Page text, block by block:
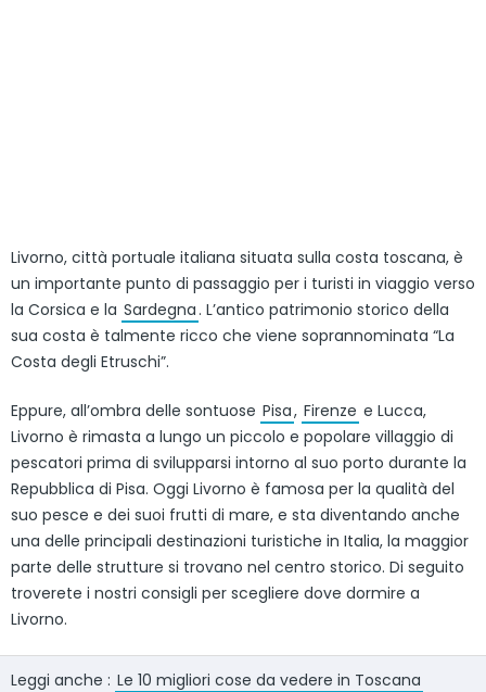
Livorno, città portuale italiana situata sulla costa toscana, è
un importante punto di passaggio per i turisti in viaggio verso
la Corsica e la Sardegna . L’antico patrimonio storico della
sua costa è talmente ricco che viene soprannominata “La
Costa degli Etruschi”.
Eppure, all’ombra delle sontuose Pisa, Firenze e Lucca,
Livorno è rimasta a lungo un piccolo e popolare villaggio di
pescatori prima di svilupparsi intorno al suo porto durante la
Repubblica di Pisa. Oggi Livorno è famosa per la qualità del
suo pesce e dei suoi frutti di mare, e sta diventando anche
una delle principali destinazioni turistiche in Italia, la maggior
parte delle strutture si trovano nel centro storico. Di seguito
troverete i nostri consigli per scegliere dove dormire a
Livorno.
Leggi anche : Le 10 migliori cose da vedere in Toscana